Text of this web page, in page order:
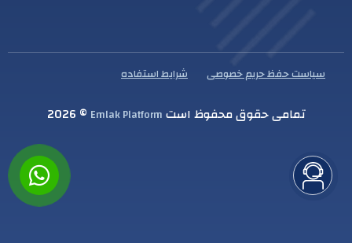
سیاست حفظ حریم خصوصی شرایط استفاده
تمامی حقوق محفوظ است Emlak Platform
© 2026